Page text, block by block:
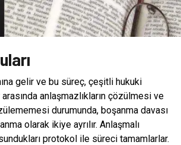
gelir ve bu süreç, çeşitli hukuki
anlaşmazlıkların çözülmesi ve
durumunda, boşanma davası
olarak ikiye ayrılır. Anlaşmalı
protokol ile süreci tamamlarlar.